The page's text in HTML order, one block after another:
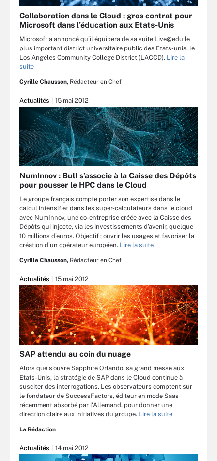
Collaboration dans le Cloud : gros contrat pour
Microsoft dans l’éducation aux Etats-Unis
Microsoft a annoncé qu’il équipera de sa suite Live@edu le
plus important district universitaire public des Etats-unis, le
Los Angeles Community College District (LACCD). Lire la
suite
Cyrille Chausson, Rédacteur en Chef
Actualités 15 mai 2012
NumInnov : Bull s’associe à la Caisse des Dépôts
pour pousser le HPC dans le Cloud
Le groupe français compte porter son expertise dans le
calcul intensif et dans les super-calculateurs dans le cloud
avec NumInnov, une co-entreprise créée avec la Caisse des
Dépôts qui injecte, via les investissements d’avenir, quelque
10 millions d’euros. Objectif : ouvrir les usages et favoriser la
création d’un opérateur européen. Lire la suite
Cyrille Chausson, Rédacteur en Chef
Actualités 15 mai 2012
SAP attendu au coin du nuage
Alors que s'ouvre Sapphire Orlando, sa grand messe aux
Etats-Unis, la stratégie de SAP dans le Cloud continue à
susciter des interrogations. Les observateurs comptent sur
le fondateur de SuccessFactors, éditeur en mode Saas
récemment absorbé par l'Allemand, pour donner une
direction claire aux initiatives du groupe. Lire la suite
La Rédaction
Actualités 14 mai 2012